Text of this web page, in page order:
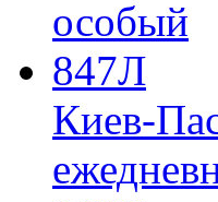
особый
847Л
Киев-